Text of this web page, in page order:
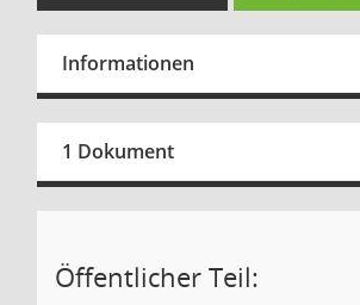
Informationen
1 Dokument
Öffentlicher Teil: